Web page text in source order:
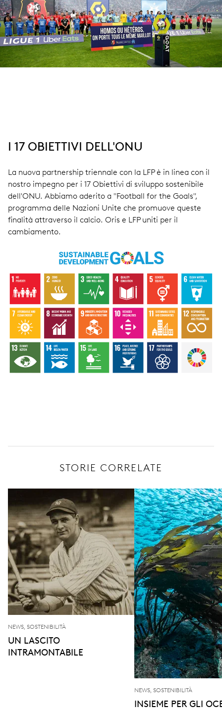
I 17 OBIETTIVI DELL'ONU
La nuova partnership triennale con la LFP è in linea con il
nostro impegno per i 17 Obiettivi di sviluppo sostenibile
dell'ONU. Abbiamo aderito a "Football for the Goals",
programma delle Nazioni Unite che promuove queste
finalità attraverso il calcio. Oris e LFP uniti per il
cambiamento.
STORIE CORRELATE
NEWS, SOSTENIBILITÀ
UN LASCITO
INTRAMONTABILE
NEWS, SOSTENIBILITÀ
INSIEME PER GLI